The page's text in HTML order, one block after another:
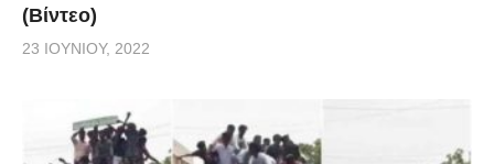
(Βίντεο)
23 ΙΟΥΝΊΟΥ, 2022